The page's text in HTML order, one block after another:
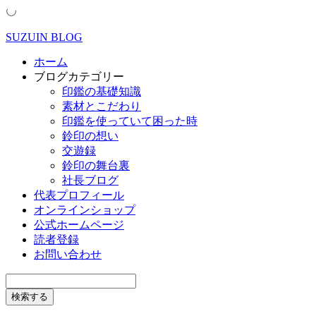
SUZUIN BLOG
ホーム
ブログカテゴリー
印鑑の基礎知識
素材とこだわり
印鑑を使っていて困った時
鈴印の想い
交遊録
鈴印の舞台裏
社長ブログ
代表プロフィール
オンラインショップ
公式ホームページ
読者登録
お問い合わせ